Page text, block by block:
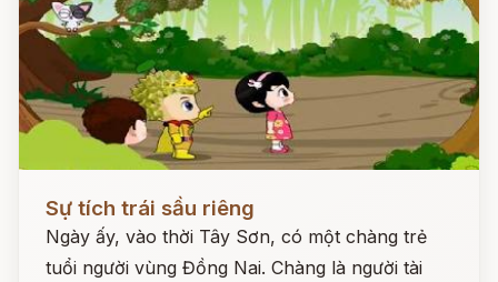
Sự tích trái sầu riêng
Ngày ấy, vào thời Tây Sơn, có một chàng trẻ
tuổi người vùng Đồng Nai. Chàng là người tài